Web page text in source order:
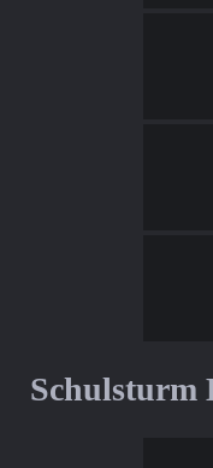
Schulsturm